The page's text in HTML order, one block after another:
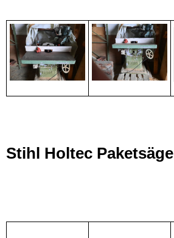
Stihl Holtec Paketsäge